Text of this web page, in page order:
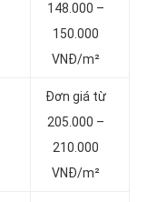
148.000 –
150.000
VNĐ/m²
Đơn giá từ
205.000 –
210.000
VNĐ/m²